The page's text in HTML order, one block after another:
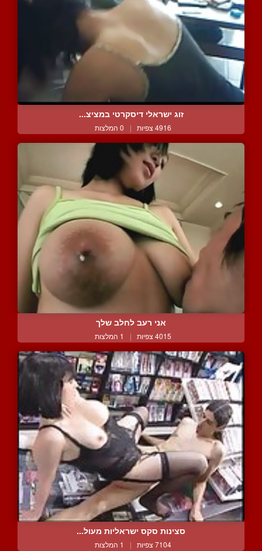
זוג ישראלי דיסקרטי במציצ...
4916 צפיות | 0 המלצות
אני רעב לחלב שלך
4015 צפיות | 1 המלצות
סצינות סקס ישראליות מעול...
7104 צפיות | 1 המלצות